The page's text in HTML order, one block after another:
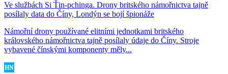
Ve službách Si Ťin-pchinga. Drony britského námořnictva tajně
posílaly data do Číny, Londýn se bojí špionáže
Námořní drony používané elitními jednotkami britského
královského námořnictva tajně posílaly údaje do Číny. Stroje
vybavené čínskými komponenty měly...